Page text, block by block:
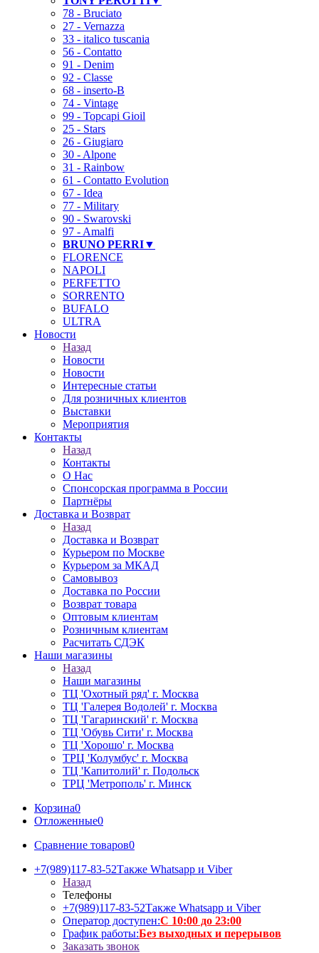
78 - Bruciato
27 - Vernazza
33 - italico tuscania
56 - Contatto
91 - Denim
92 - Classe
68 - inserto-B
74 - Vintage
99 - Topcapi Gioil
25 - Stars
26 - Giugiaro
30 - Alpone
31 - Rainbow
61 - Contatto Evolution
67 - Idea
77 - Military
90 - Swarovski
97 - Amalfi
BRUNO PERRI▼
FLORENCE
NAPOLI
PERFETTO
SORRENTO
BUFALO
ULTRA
Новости
Назад
Новости
Новости
Интересные статьи
Для розничных клиентов
Выставки
Мероприятия
Контакты
Назад
Контакты
О Нас
Спонсорская программа в России
Партнёры
Доставка и Возврат
Назад
Доставка и Возврат
Курьером по Москве
Курьером за МКАД
Самовывоз
Доставка по России
Возврат товара
Оптовым клиентам
Розничным клиентам
Расчитать СДЭК
Наши магазины
Назад
Наши магазины
ТЦ 'Охотный ряд' г. Москва
ТЦ 'Галерея Водолей' г. Москва
ТЦ 'Гагаринский' г. Москва
ТЦ 'Обувь Сити' г. Москва
ТЦ 'Хорошо' г. Москва
ТРЦ 'Колумбус' г. Москва
ТЦ 'Капитолий' г. Подольск
ТРЦ 'Метрополь' г. Минск
Корзина0
Отложенные0
Сравнение товаров0
+7(989)117-83-52Также Whatsapp и Viber
Назад
Телефоны
+7(989)117-83-52Также Whatsapp и Viber
Оператор доступен:С 10:00 до 23:00
График работы:Без выходных и перерывов
Заказать звонок